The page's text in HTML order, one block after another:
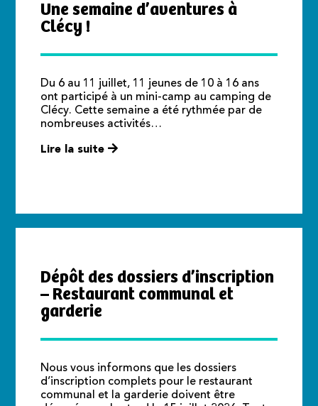
Une semaine d’aventures à
Clécy !
Du 6 au 11 juillet, 11 jeunes de 10 à 16 ans
ont participé à un mini-camp au camping de
Clécy. Cette semaine a été rythmée par de
nombreuses activités…
Lire la suite
Dépôt des dossiers d’inscription
– Restaurant communal et
garderie
Nous vous informons que les dossiers
d’inscription complets pour le restaurant
communal et la garderie doivent être